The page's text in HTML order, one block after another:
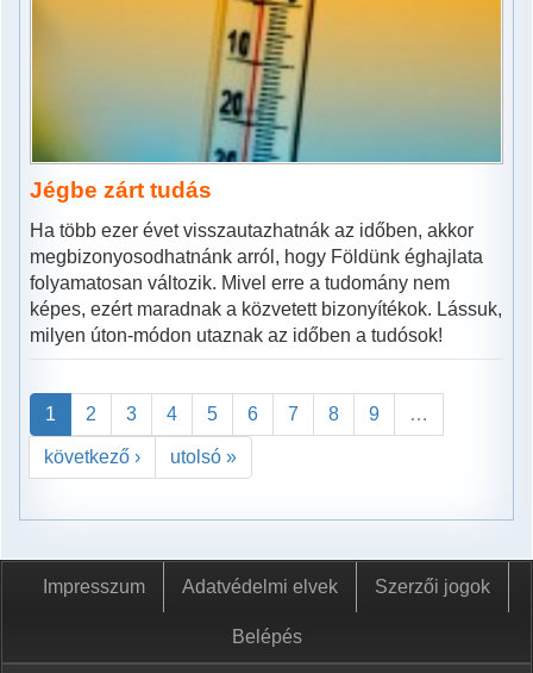
Jégbe zárt tudás
Ha több ezer évet visszautazhatnák az időben, akkor
megbizonyosodhatnánk arról, hogy Földünk éghajlata
folyamatosan változik. Mivel erre a tudomány nem
képes, ezért maradnak a közvetett bizonyítékok. Lássuk,
milyen úton-módon utaznak az időben a tudósok!
1 2 3 4 5 6 7 8 9 …
következő › utolsó »
Impresszum Adatvédelmi elvek Szerzői jogok
Belépés